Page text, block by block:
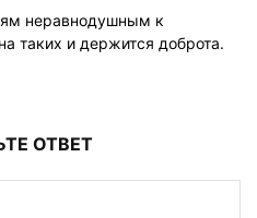
неравнодушным к
таких и держится доброта.
ОТВЕТ